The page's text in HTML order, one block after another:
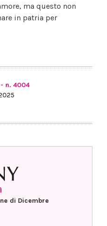
ma questo non
in patria per
n. 4004
di Dicembre